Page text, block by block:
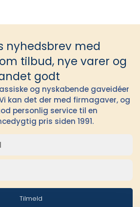
nyhedsbrev med
tilbud, nye varer og
godt
og nyskabende gaveidéer
kan det der med firmagaver, og
personlig service til en
pris siden 1991.
Tilmeld